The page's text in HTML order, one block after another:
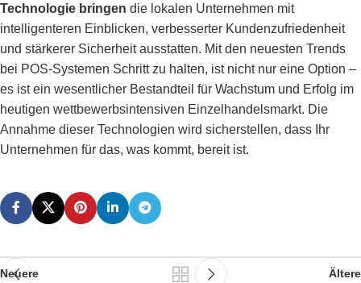
Technologie bringen die lokalen Unternehmen mit
intelligenteren Einblicken, verbesserter Kundenzufriedenheit
und stärkerer Sicherheit ausstatten. Mit den neuesten Trends
bei POS-Systemen Schritt zu halten, ist nicht nur eine Option –
es ist ein wesentlicher Bestandteil für Wachstum und Erfolg im
heutigen wettbewerbsintensiven Einzelhandelsmarkt. Die
Annahme dieser Technologien wird sicherstellen, dass Ihr
Unternehmen für das, was kommt, bereit ist.
Neuere Ältere